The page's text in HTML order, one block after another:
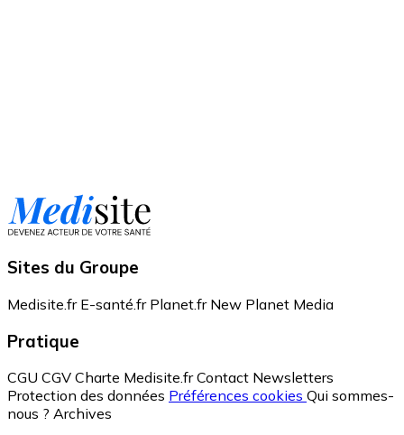
Sites du Groupe
Medisite.fr E-santé.fr Planet.fr New Planet Media
Pratique
CGU CGV Charte Medisite.fr Contact Newsletters
Protection des données Préférences cookies Qui sommes-
nous ? Archives